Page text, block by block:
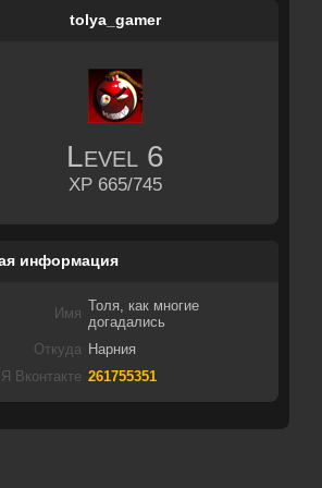
tolya_gamer
Level 6
XP 665/745
информация
Имя
Толя, как многие
догадались
Откуда Нарния
Я Вконтакте 261755351